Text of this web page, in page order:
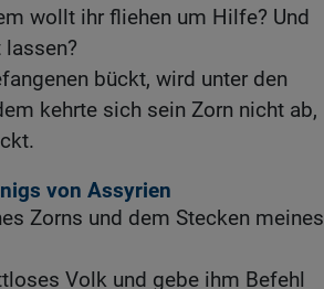
wollt ihr fliehen um Hilfe? Und
bückt, wird unter den
kehrte sich sein Zorn nicht ab,
von Assyrien
Zorns und dem Stecken meines
Volk und gebe ihm Befehl